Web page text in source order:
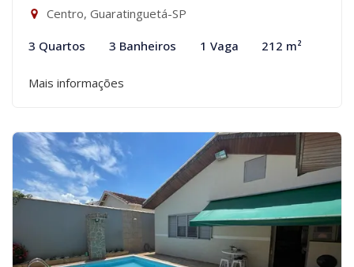
Centro, Guaratinguetá-SP
3 Quartos 3 Banheiros 1 Vaga 212 m²
Mais informações